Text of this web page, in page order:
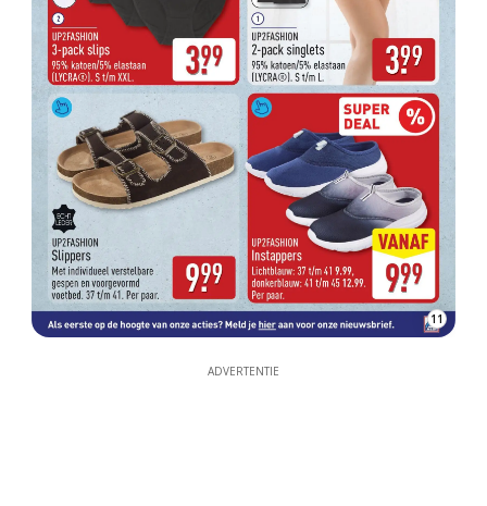
11
ADVERTENTIE